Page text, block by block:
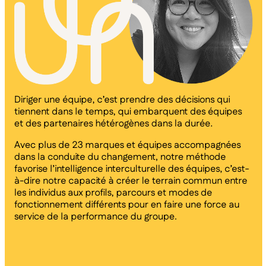
Diriger une équipe, c’est prendre des décisions qui
tiennent dans le temps, qui embarquent des équipes
et des partenaires hétérogènes dans la durée.
Avec plus de 23 marques et équipes accompagnées
dans la conduite du changement, notre méthode
favorise l’intelligence interculturelle des équipes, c’est-
à-dire notre capacité à créer le terrain commun entre
les individus aux profils, parcours et modes de
fonctionnement différents pour en faire une force au
service de la performance du groupe.